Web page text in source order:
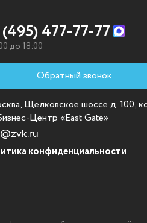
477-77-77
до 18:00
Обратный звонок
Щелковское шоссе д. 100,
Центр «East Gate»
конфиденциальности